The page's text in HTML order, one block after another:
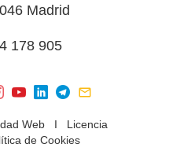
Madrid
178 905
WebI Licencia
de Cookies